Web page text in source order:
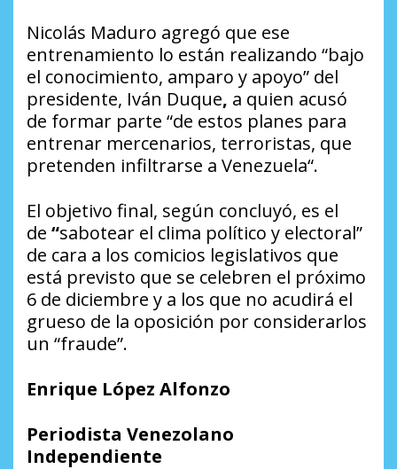
Nicolás Maduro agregó que ese
entrenamiento lo están realizando “bajo
el conocimiento, amparo y apoyo” del
presidente, Iván Duque, a quien acusó
de formar parte “de estos planes para
entrenar mercenarios, terroristas, que
pretenden infiltrarse a Venezuela“.
El objetivo final, según concluyó, es el
de “sabotear el clima político y electoral”
de cara a los comicios legislativos que
está previsto que se celebren el próximo
6 de diciembre y a los que no acudirá el
grueso de la oposición por considerarlos
un “fraude”.
Enrique López Alfonzo
Periodista Venezolano
Independiente